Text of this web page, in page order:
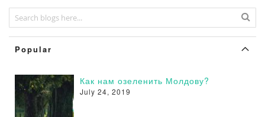
Popular
Как нам озеленить Молдову?
July 24, 2019